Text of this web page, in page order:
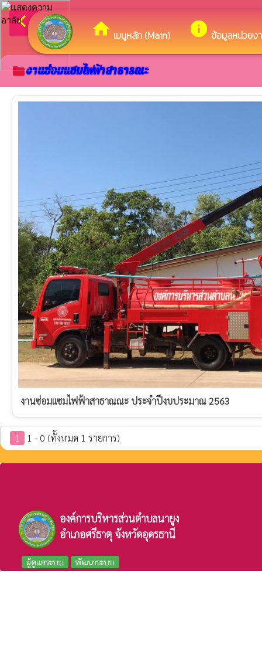
home เมนูหลัก (Main) info ข้อมูลหน่วยง
arrow_back_ios กลับเมนูหลัก
folderงานซ่อมแซมไฟฟ้าสาธารณะ
งานซ่อมแซมไฟฟ้าสาธาณณะ ประจำปีงบประมาณ 2563
1 1 - 0 (ทั้งหมด 1 รายการ)
องค์การบริหารส่วนตำบลนายูง
อำเภอศรีธาตุ จังหวัดอุดรธานี
ผู้ดูแลระบบ พัฒนาระบบ